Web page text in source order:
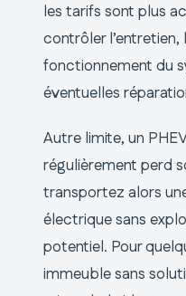
les tarifs sont plus
contrôler
fonctionnement du
éventuelles
Autre limite, un
régulièrement perd
transportez alors
électrique sans
potentiel. Pour
immeuble sans